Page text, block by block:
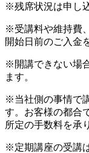
※残席状況は申し
※受講料や維持費
開始日前のご入金
※開講できない場
ます。
※当社側の事情で
す。お客様の都合
所定の手数料を承
※定期講座の受講